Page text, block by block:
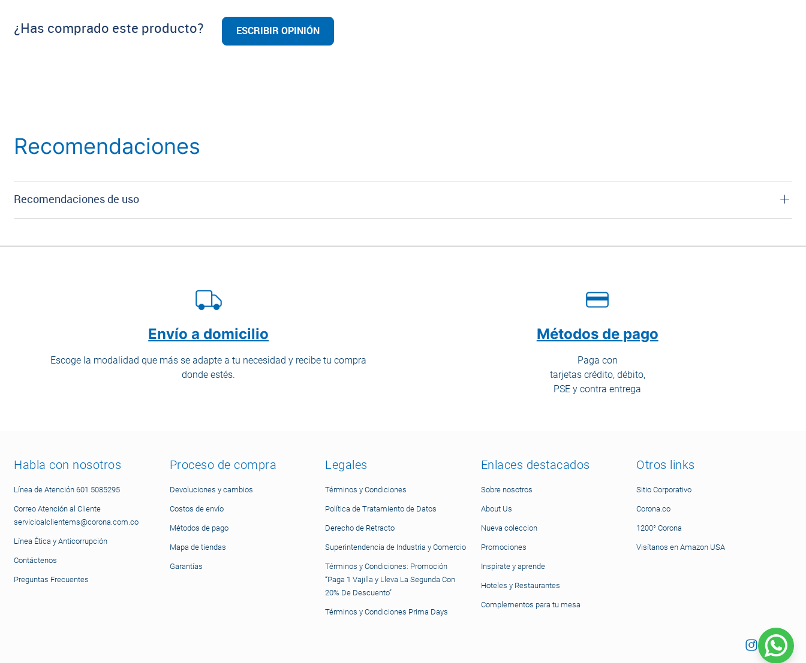
¿Has comprado este producto? ESCRIBIR OPINIÓN
Recomendaciones
Recomendaciones de uso
Envío a domicilio
Escoge la modalidad que más se adapte a tu necesidad y recibe tu compra
donde estés.
Métodos de pago
Paga con
tarjetas crédito, débito,
PSE y contra entrega
Habla con nosotros
Línea de Atención 601 5085295
Correo Atención al Cliente
servicioalclientems@corona.com.co
Línea Ética y Anticorrupción
Contáctenos
Preguntas Frecuentes
Proceso de compra
Devoluciones y cambios
Costos de envío
Métodos de pago
Mapa de tiendas
Garantías
Legales
Términos y Condiciones
Política de Tratamiento de Datos
Derecho de Retracto
Superintendencia de Industria y Comercio
Términos y Condiciones: Promoción
“Paga 1 Vajilla y Lleva La Segunda Con
20% De Descuento”
Términos y Condiciones Prima Days
Enlaces destacados
Sobre nosotros
About Us
Nueva coleccion
Promociones
Inspírate y aprende
Hoteles y Restaurantes
Complementos para tu mesa
Otros links
Sitio Corporativo
Corona.co
1200° Corona
Visítanos en Amazon USA